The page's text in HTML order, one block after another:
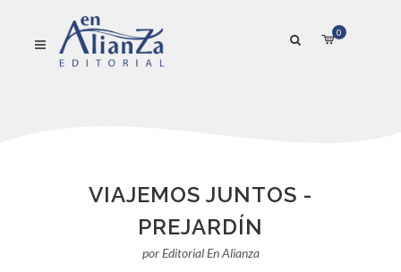
0
VIAJEMOS JUNTOS -
PREJARDÍN
por Editorial En Alianza